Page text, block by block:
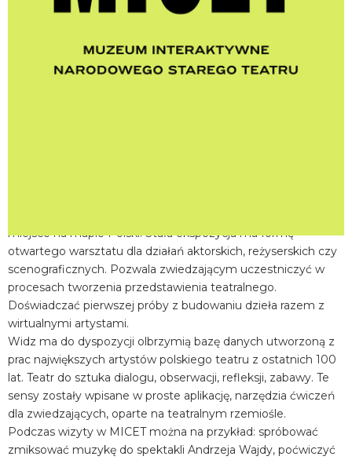
Kraków
data i godzina:
03.07.2026, g. 16:45
miejsce na mapie Polski. Stała ekspozycja ma formę
otwartego warsztatu dla działań aktorskich, reżyserskich czy
scenograficznych. Pozwala zwiedzającym uczestniczyć w
procesach tworzenia przedstawienia teatralnego.
Doświadczać pierwszej próby z budowaniu dzieła razem z
wirtualnymi artystami.
Widz ma do dyspozycji olbrzymią bazę danych utworzoną z
prac największych artystów polskiego teatru z ostatnich 100
lat. Teatr do sztuka dialogu, obserwacji, refleksji, zabawy. Te
sensy zostały wpisane w proste aplikację, narzędzia ćwiczeń
dla zwiedzających, oparte na teatralnym rzemiośle.
Podczas wizyty w MICET można na przykład: spróbować
zmiksować muzykę do spektakli Andrzeja Wajdy, poćwiczyć